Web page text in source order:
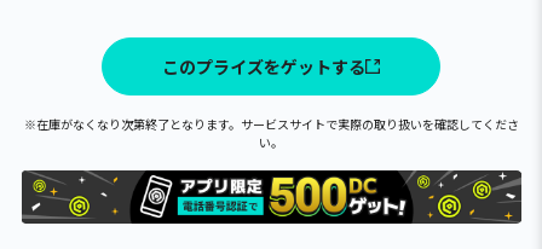
このプライズをゲットする
※在庫がなくなり次第終了となります。サービスサイトで実際の取り扱いを確認してくださ
い。